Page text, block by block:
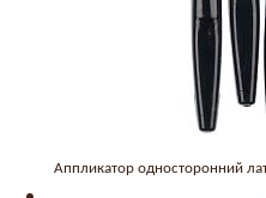
Аппликатор односторонний